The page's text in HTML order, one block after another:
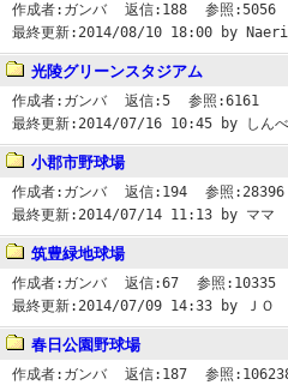
作成者: ガンバ 返信: 188 参照:5056
最終更新: 2014/08/10 18:00 by
光陵グリーンスタジアム
作成者: ガンバ 返信:5 参照:6161
最終更新: 2014/07/16 10:45 by しんべ
小郡市野球場
作成者: ガンバ 返信: 194 参照: 28396
最終更新: 2014/07/14 11:13 by ママ
筑豊緑地球場
作成者: ガンバ 返信:67 参照: 10335
最終更新: 2014/07/09 14:33 by ＪＯ
春日公園野球場
作成者: ガンバ 返信: 187 参照: